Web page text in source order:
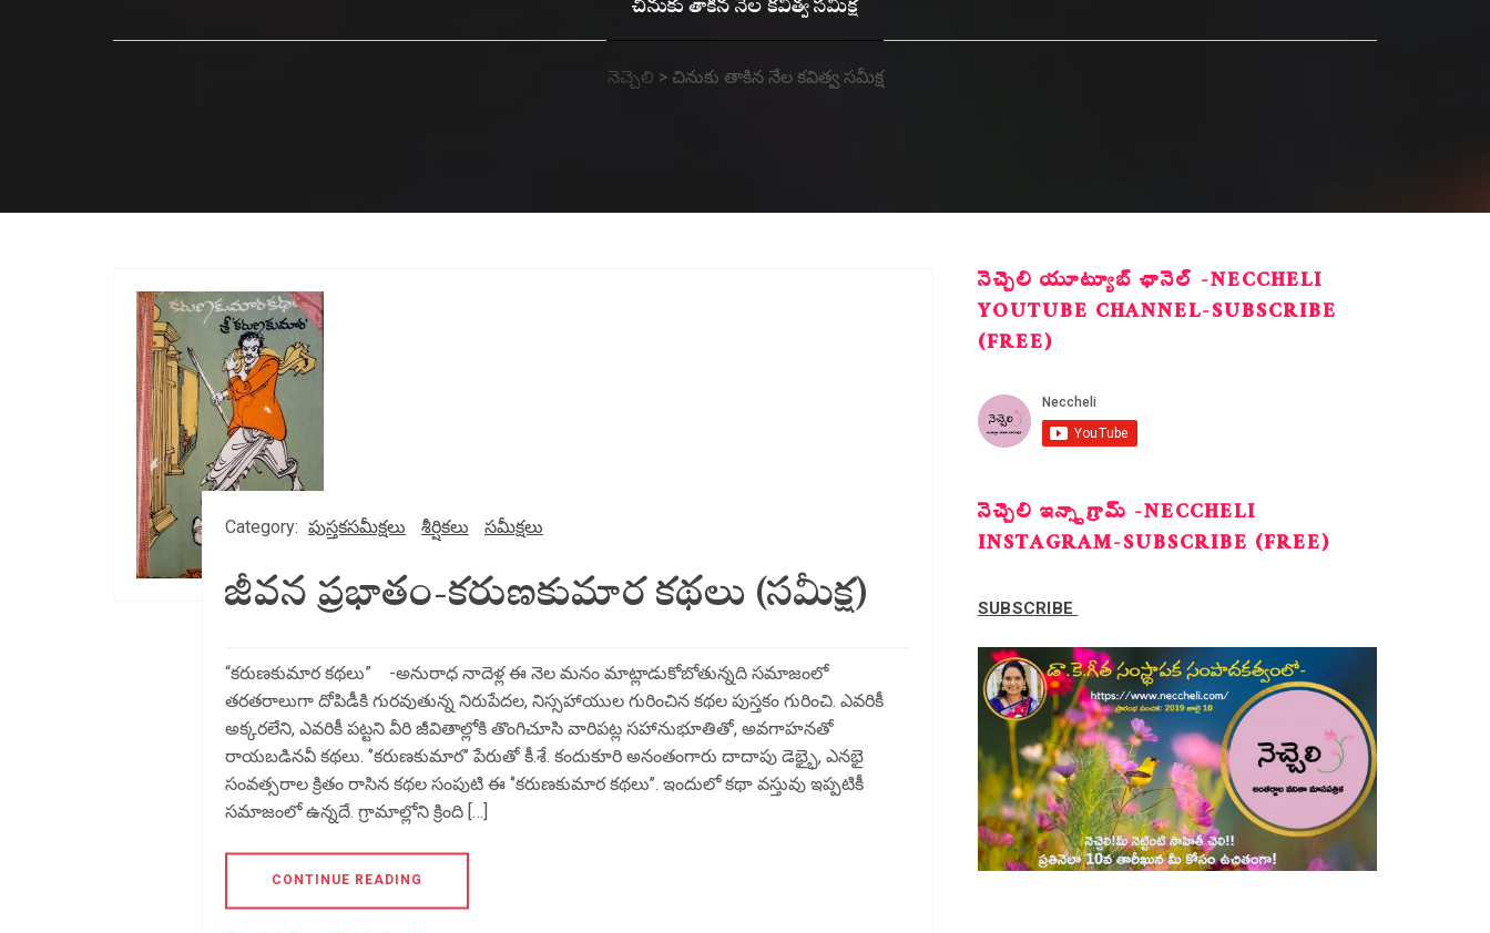
చినుకు తాకిన నేల కవిత్వ సమీక్ష
నెచ్చెలి > చినుకు తాకిన నేల కవిత్వ సమీక్ష
Category: పుస్తకసమీక్షలు శీర్షికలు సమీక్షలు
జీవన ప్రభాతం-కరుణకుమార కథలు (సమీక్ష)
“కరుణకుమార కథలు” -అనురాధ నాదెళ్ల ఈ నెల మనం మాట్లాడుకోబోతున్నది సమాజంలో
తరతరాలుగా దోపిడీకి గురవుతున్న నిరుపేదల, నిస్సహాయుల గురించిన కథల పుస్తకం గురించి. ఎవరికీ
అక్కరలేని, ఎవరికీ పట్టని వీరి జీవితాల్లోకి తొంగిచూసి వారిపట్ల సహానుభూతితో, అవగాహనతో
రాయబడినవీ కథలు. ‘’కరుణకుమార’’ పేరుతో కీ.శే. కందుకూరి అనంతంగారు దాదాపు డెభ్భై, ఎనభై
సంవత్సరాల క్రితం రాసిన కథల సంపుటి ఈ ‘’కరుణకుమార కథలు’’. ఇందులో కథా వస్తువు ఇప్పటికీ
సమాజంలో ఉన్నదే. గ్రామాల్లోని క్రింది […]
CONTINUE READING
నెచ్చెలి యూట్యూబ్ ఛానెల్ -NECCHELI
YOUTUBE CHANNEL-SUBSCRIBE
(FREE)
నెచ్చెలి ఇన్స్టాగ్రామ్ -NECCHELI
INSTAGRAM-SUBSCRIBE (FREE)
SUBSCRIBE